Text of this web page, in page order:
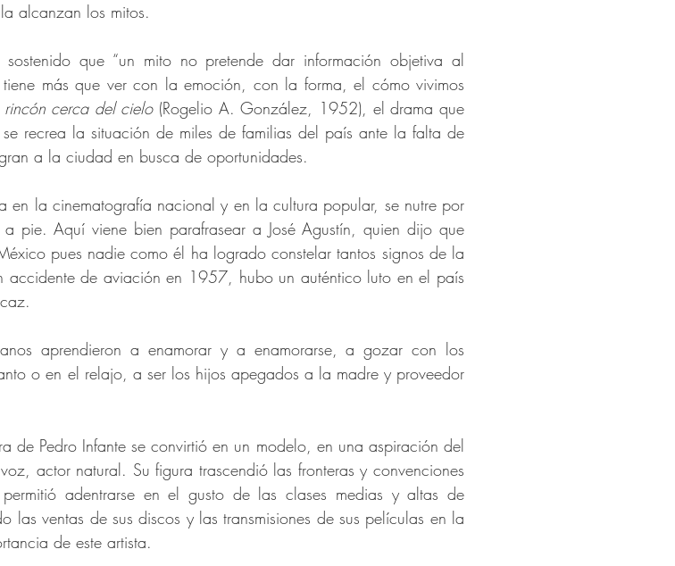
alcanzan los mitos.
que “un mito no pretende dar información objetiva al
más que ver con la emoción, con la forma, el cómo vivimos
rincón cerca del cielo(Rogelio A. González, 1952), el drama que
recrea la situación de miles de familias del país ante la falta de
a la ciudad en busca de oportunidades.
en la cinematografía nacional y en la cultura popular, se nutre por
a pie.Aquí viene bien parafrasear a José Agustín, quien dijo que
pues nadie como él ha logrado constelar tantos signos de la
de aviación en 1957, hubo un auténtico luto en el país
aprendieron a enamorar y a enamorarse, a gozar con los
o en el relajo, a ser los hijos apegados a la madre y proveedor
de Pedro Infante se convirtió en un modelo, en una aspiración del
actor natural. Su figura trascendió las fronteras y convenciones
adentrarse en el gusto de las clases medias y altas de
las ventas de sus discos y las transmisiones de sus películas en la
de este artista.